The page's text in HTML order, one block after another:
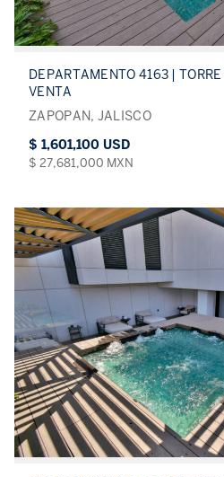
DEPARTAMENTO 4163 |
VENTA
ZAPOPAN, JALISCO
$ 1,601,100 USD
$ 27,681,000 MXN